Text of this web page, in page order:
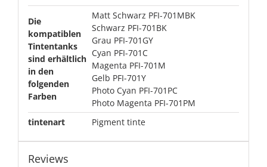
Die
kompatiblen
Tintentanks
sind erhältlich
in den
folgenden
Farben
Matt Schwarz PFI-701MBK
Schwarz PFI-701BK
Grau PFI-701GY
Cyan PFI-701C
Magenta PFI-701M
Gelb PFI-701Y
Photo Cyan PFI-701PC
Photo Magenta PFI-701PM
tintenart
Pigment tinte
Reviews